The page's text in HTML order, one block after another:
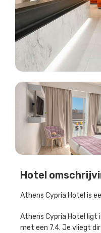
Hotel
Athens Cypria Hotel is
Athens Cypria Hotel ligt
met een 7.4. Je vliegt